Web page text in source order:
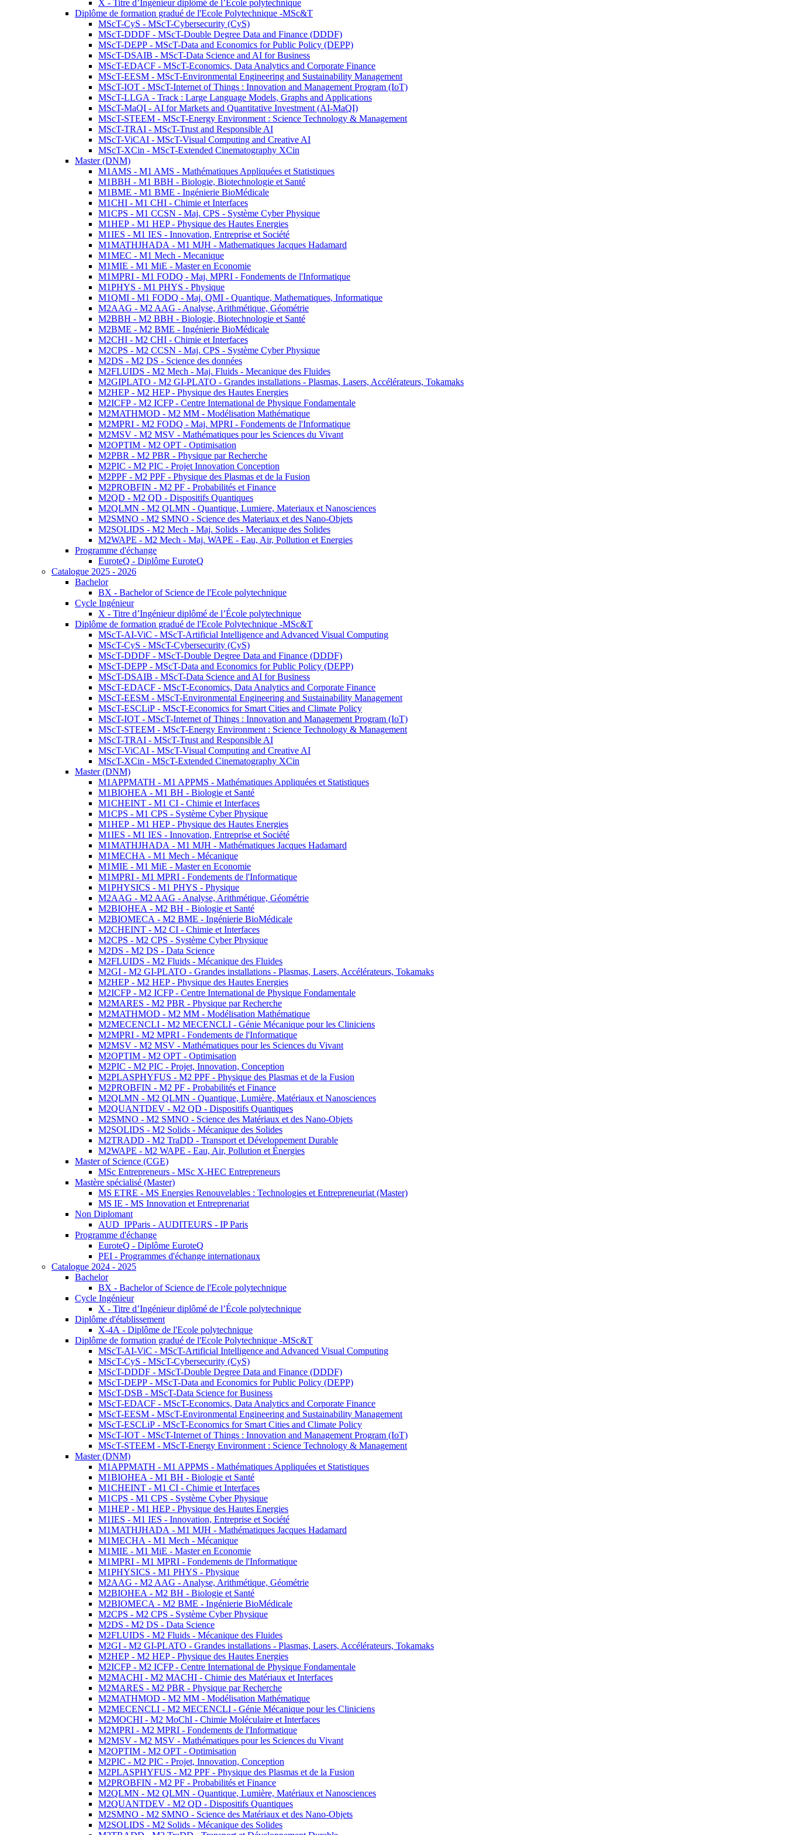
X - Titre d’Ingénieur diplômé de l’École polytechnique
Diplôme de formation gradué de l'Ecole Polytechnique -MSc&T
MScT-CyS - MScT-Cybersecurity (CyS)
MScT-DDDF - MScT-Double Degree Data and Finance (DDDF)
MScT-DEPP - MScT-Data and Economics for Public Policy (DEPP)
MScT-DSAIB - MScT-Data Science and AI for Business
MScT-EDACF - MScT-Economics, Data Analytics and Corporate Finance
MScT-EESM - MScT-Environmental Engineering and Sustainability Management
MScT-IOT - MScT-Internet of Things : Innovation and Management Program (IoT)
MScT-LLGA - Track : Large Language Models, Graphs and Applications
MScT-MaQI - AI for Markets and Quantitative Investment (AI-MaQI)
MScT-STEEM - MScT-Energy Environment : Science Technology & Management
MScT-TRAI - MScT-Trust and Responsible AI
MScT-ViCAI - MScT-Visual Computing and Creative AI
MScT-XCin - MScT-Extended Cinematography XCin
Master (DNM)
M1AMS - M1 AMS - Mathématiques Appliquées et Statistiques
M1BBH - M1 BBH - Biologie, Biotechnologie et Santé
M1BME - M1 BME - Ingénierie BioMédicale
M1CHI - M1 CHI - Chimie et Interfaces
M1CPS - M1 CCSN - Maj. CPS - Système Cyber Physique
M1HEP - M1 HEP - Physique des Hautes Energies
M1IES - M1 IES - Innovation, Entreprise et Société
M1MATHJHADA - M1 MJH - Mathematiques Jacques Hadamard
M1MEC - M1 Mech - Mecanique
M1MIE - M1 MiE - Master en Economie
M1MPRI - M1 FODQ - Maj. MPRI - Fondements de l'Informatique
M1PHYS - M1 PHYS - Physique
M1QMI - M1 FODQ - Maj. QMI - Quantique, Mathematiques, Informatique
M2AAG - M2 AAG - Analyse, Arithmétique, Géométrie
M2BBH - M2 BBH - Biologie, Biotechnologie et Santé
M2BME - M2 BME - Ingénierie BioMédicale
M2CHI - M2 CHI - Chimie et Interfaces
M2CPS - M2 CCSN - Maj. CPS - Système Cyber Physique
M2DS - M2 DS - Science des données
M2FLUIDS - M2 Mech - Maj. Fluids - Mecanique des Fluides
M2GIPLATO - M2 GI-PLATO - Grandes installations - Plasmas, Lasers, Accélérateurs, Tokamaks
M2HEP - M2 HEP - Physique des Hautes Energies
M2ICFP - M2 ICFP - Centre International de Physique Fondamentale
M2MATHMOD - M2 MM - Modélisation Mathématique
M2MPRI - M2 FODQ - Maj. MPRI - Fondements de l'Informatique
M2MSV - M2 MSV - Mathématiques pour les Sciences du Vivant
M2OPTIM - M2 OPT - Optimisation
M2PBR - M2 PBR - Physique par Recherche
M2PIC - M2 PIC - Projet Innovation Conception
M2PPF - M2 PPF - Physique des Plasmas et de la Fusion
M2PROBFIN - M2 PF - Probabilités et Finance
M2QD - M2 QD - Dispositifs Quantiques
M2QLMN - M2 QLMN - Quantique, Lumiere, Materiaux et Nanosciences
M2SMNO - M2 SMNO - Science des Materiaux et des Nano-Objets
M2SOLIDS - M2 Mech - Maj. Solids - Mecanique des Solides
M2WAPE - M2 Mech - Maj. WAPE - Eau, Air, Pollution et Energies
Programme d'échange
EuroteQ - Diplôme EuroteQ
Catalogue 2025 - 2026
Bachelor
BX - Bachelor of Science de l'Ecole polytechnique
Cycle Ingénieur
X - Titre d’Ingénieur diplômé de l’École polytechnique
Diplôme de formation gradué de l'Ecole Polytechnique -MSc&T
MScT-AI-ViC - MScT-Artificial Intelligence and Advanced Visual Computing
MScT-CyS - MScT-Cybersecurity (CyS)
MScT-DDDF - MScT-Double Degree Data and Finance (DDDF)
MScT-DEPP - MScT-Data and Economics for Public Policy (DEPP)
MScT-DSAIB - MScT-Data Science and AI for Business
MScT-EDACF - MScT-Economics, Data Analytics and Corporate Finance
MScT-EESM - MScT-Environmental Engineering and Sustainability Management
MScT-ESCLiP - MScT-Economics for Smart Cities and Climate Policy
MScT-IOT - MScT-Internet of Things : Innovation and Management Program (IoT)
MScT-STEEM - MScT-Energy Environment : Science Technology & Management
MScT-TRAI - MScT-Trust and Responsible AI
MScT-ViCAI - MScT-Visual Computing and Creative AI
MScT-XCin - MScT-Extended Cinematography XCin
Master (DNM)
M1APPMATH - M1 APPMS - Mathématiques Appliquées et Statistiques
M1BIOHEA - M1 BH - Biologie et Santé
M1CHEINT - M1 CI - Chimie et Interfaces
M1CPS - M1 CPS - Système Cyber Physique
M1HEP - M1 HEP - Physique des Hautes Energies
M1IES - M1 IES - Innovation, Entreprise et Société
M1MATHJHADA - M1 MJH - Mathématiques Jacques Hadamard
M1MECHA - M1 Mech - Mécanique
M1MIE - M1 MiE - Master en Economie
M1MPRI - M1 MPRI - Fondements de l'Informatique
M1PHYSICS - M1 PHYS - Physique
M2AAG - M2 AAG - Analyse, Arithmétique, Géométrie
M2BIOHEA - M2 BH - Biologie et Santé
M2BIOMECA - M2 BME - Ingénierie BioMédicale
M2CHEINT - M2 CI - Chimie et Interfaces
M2CPS - M2 CPS - Système Cyber Physique
M2DS - M2 DS - Data Science
M2FLUIDS - M2 Fluids - Mécanique des Fluides
M2GI - M2 GI-PLATO - Grandes installations - Plasmas, Lasers, Accélérateurs, Tokamaks
M2HEP - M2 HEP - Physique des Hautes Energies
M2ICFP - M2 ICFP - Centre International de Physique Fondamentale
M2MARES - M2 PBR - Physique par Recherche
M2MATHMOD - M2 MM - Modélisation Mathématique
M2MECENCLI - M2 MECENCLI - Génie Mécanique pour les Cliniciens
M2MPRI - M2 MPRI - Fondements de l'Informatique
M2MSV - M2 MSV - Mathématiques pour les Sciences du Vivant
M2OPTIM - M2 OPT - Optimisation
M2PIC - M2 PIC - Projet, Innovation, Conception
M2PLASPHYFUS - M2 PPF - Physique des Plasmas et de la Fusion
M2PROBFIN - M2 PF - Probabilités et Finance
M2QLMN - M2 QLMN - Quantique, Lumière, Matériaux et Nanosciences
M2QUANTDEV - M2 QD - Dispositifs Quantiques
M2SMNO - M2 SMNO - Science des Matériaux et des Nano-Objets
M2SOLIDS - M2 Solids - Mécanique des Solides
M2TRADD - M2 TraDD - Transport et Développement Durable
M2WAPE - M2 WAPE - Eau, Air, Pollution et Énergies
Master of Science (CGE)
MSc Entrepreneurs - MSc X-HEC Entrepreneurs
Mastère spécialisé (Master)
MS ETRE - MS Energies Renouvelables : Technologies et Entrepreneuriat (Master)
MS IE - MS Innovation et Entreprenariat
Non Diplomant
AUD_IPParis - AUDITEURS - IP Paris
Programme d'échange
EuroteQ - Diplôme EuroteQ
PEI - Programmes d'échange internationaux
Catalogue 2024 - 2025
Bachelor
BX - Bachelor of Science de l'Ecole polytechnique
Cycle Ingénieur
X - Titre d’Ingénieur diplômé de l’École polytechnique
Diplôme d'établissement
X-4A - Diplôme de l'Ecole polytechnique
Diplôme de formation gradué de l'Ecole Polytechnique -MSc&T
MScT-AI-ViC - MScT-Artificial Intelligence and Advanced Visual Computing
MScT-CyS - MScT-Cybersecurity (CyS)
MScT-DDDF - MScT-Double Degree Data and Finance (DDDF)
MScT-DEPP - MScT-Data and Economics for Public Policy (DEPP)
MScT-DSB - MScT-Data Science for Business
MScT-EDACF - MScT-Economics, Data Analytics and Corporate Finance
MScT-EESM - MScT-Environmental Engineering and Sustainability Management
MScT-ESCLiP - MScT-Economics for Smart Cities and Climate Policy
MScT-IOT - MScT-Internet of Things : Innovation and Management Program (IoT)
MScT-STEEM - MScT-Energy Environment : Science Technology & Management
Master (DNM)
M1APPMATH - M1 APPMS - Mathématiques Appliquées et Statistiques
M1BIOHEA - M1 BH - Biologie et Santé
M1CHEINT - M1 CI - Chimie et Interfaces
M1CPS - M1 CPS - Système Cyber Physique
M1HEP - M1 HEP - Physique des Hautes Energies
M1IES - M1 IES - Innovation, Entreprise et Société
M1MATHJHADA - M1 MJH - Mathématiques Jacques Hadamard
M1MECHA - M1 Mech - Mécanique
M1MIE - M1 MiE - Master en Economie
M1MPRI - M1 MPRI - Fondements de l'Informatique
M1PHYSICS - M1 PHYS - Physique
M2AAG - M2 AAG - Analyse, Arithmétique, Géométrie
M2BIOHEA - M2 BH - Biologie et Santé
M2BIOMECA - M2 BME - Ingénierie BioMédicale
M2CPS - M2 CPS - Système Cyber Physique
M2DS - M2 DS - Data Science
M2FLUIDS - M2 Fluids - Mécanique des Fluides
M2GI - M2 GI-PLATO - Grandes installations - Plasmas, Lasers, Accélérateurs, Tokamaks
M2HEP - M2 HEP - Physique des Hautes Energies
M2ICFP - M2 ICFP - Centre International de Physique Fondamentale
M2MACHI - M2 MACHI - Chimie des Matériaux et Interfaces
M2MARES - M2 PBR - Physique par Recherche
M2MATHMOD - M2 MM - Modélisation Mathématique
M2MECENCLI - M2 MECENCLI - Génie Mécanique pour les Cliniciens
M2MOCHI - M2 MoChI - Chimie Moléculaire et Interfaces
M2MPRI - M2 MPRI - Fondements de l'Informatique
M2MSV - M2 MSV - Mathématiques pour les Sciences du Vivant
M2OPTIM - M2 OPT - Optimisation
M2PIC - M2 PIC - Projet, Innovation, Conception
M2PLASPHYFUS - M2 PPF - Physique des Plasmas et de la Fusion
M2PROBFIN - M2 PF - Probabilités et Finance
M2QLMN - M2 QLMN - Quantique, Lumière, Matériaux et Nanosciences
M2QUANTDEV - M2 QD - Dispositifs Quantiques
M2SMNO - M2 SMNO - Science des Matériaux et des Nano-Objets
M2SOLIDS - M2 Solids - Mécanique des Solides